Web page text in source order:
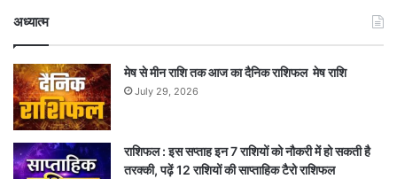
अध्यात्म
मेष से मीन राशि तक आज का दैनिक राशिफल मेष राशि
July 29, 2026
राशिफल : इस सप्ताह इन 7 राशियों को नौकरी में हो सकती है
तरक्की, पढ़ें 12 राशियों की साप्ताहिक टैरो राशिफल